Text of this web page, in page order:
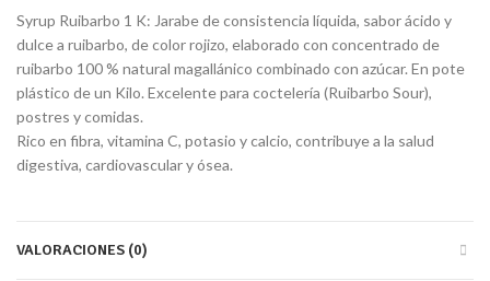
Syrup Ruibarbo 1 K: Jarabe de consistencia líquida, sabor ácido y
dulce a ruibarbo, de color rojizo, elaborado con concentrado de
ruibarbo 100 % natural magallánico combinado con azúcar. En pote
plástico de un Kilo. Excelente para coctelería (Ruibarbo Sour),
postres y comidas.
Rico en fibra, vitamina C, potasio y calcio, contribuye a la salud
digestiva, cardiovascular y ósea.
VALORACIONES (0)